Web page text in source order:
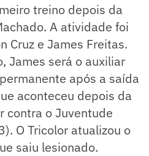
treino depois da
A atividade foi
Cruz e James Freitas.
James será o auxiliar
após a saída
aconteceu depois da
contra o Juventude
O Tricolor atualizou o
saiu lesionado.